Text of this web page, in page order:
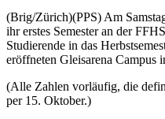
(Brig/Zürich)(PPS) Am
ihr erstes Semester an der
Studierende in das
eröffneten Gleisarena Campus
(Alle Zahlen vorläufig, die
per 15. Oktober.)